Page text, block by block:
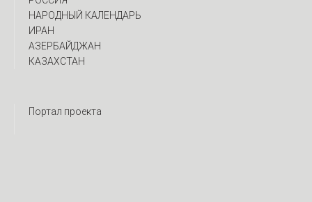
НАРОДНЫЙ КАЛЕНДАРЬ
ИРАН
АЗЕРБАЙДЖАН
КАЗАХСТАН
Портал проекта